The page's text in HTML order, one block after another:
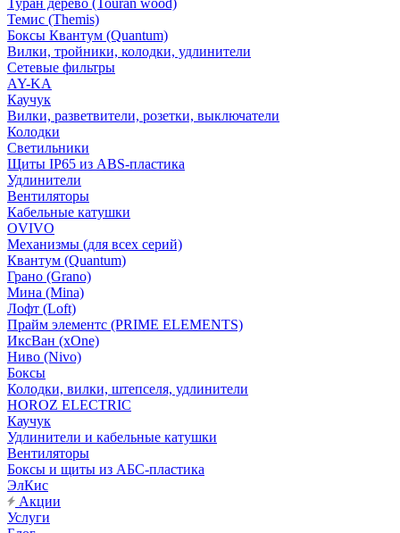
Туран дерево (Touran wood)
Темис (Themis)
Боксы Квантум (Quantum)
Вилки, тройники, колодки, удлинители
Сетевые фильтры
AY-KA
Каучук
Вилки, разветвители, розетки, выключатели
Колодки
Светильники
Щиты IP65 из ABS-пластика
Удлинители
Вентиляторы
Кабельные катушки
OVIVO
Механизмы (для всех серий)
Квантум (Quantum)
Грано (Grano)
Мина (Mina)
Лофт (Loft)
Прайм элементс (PRIME ELEMENTS)
ИксВан (xOne)
Ниво (Nivo)
Боксы
Колодки, вилки, штепселя, удлинители
HOROZ ELECTRIC
Каучук
Удлинители и кабельные катушки
Вентиляторы
Боксы и щиты из АБС-пластика
ЭлКис
Акции
Услуги